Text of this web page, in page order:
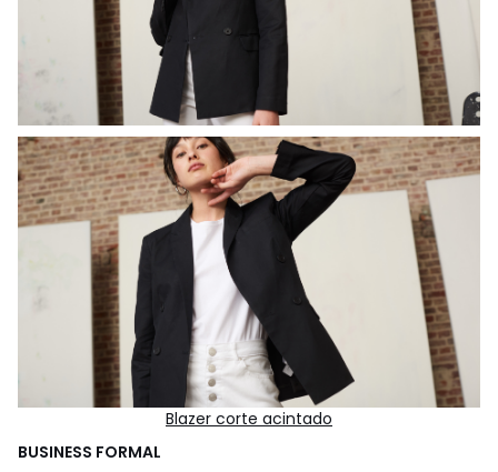
Blazer corte acintado
BUSINESS FORMAL